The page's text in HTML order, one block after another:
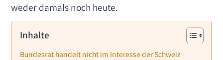
weder damals noch heute.
Inhalte
Bundesrat handelt nicht im Interesse der Schweiz